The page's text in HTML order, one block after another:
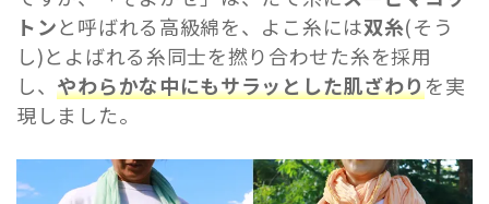
トンと呼ばれる高級綿を、よこ糸には双糸(そう
し)とよばれる糸同士を撚り合わせた糸を採用
し、やわらかな中にもサラッとした肌ざわりを実
現しました。